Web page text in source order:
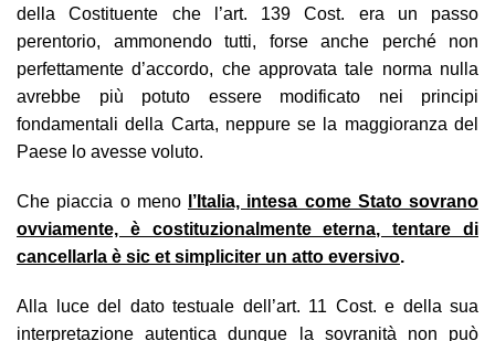
della Costituente che l’art. 139 Cost. era un passo
perentorio, ammonendo tutti, forse anche perché non
perfettamente d’accordo, che approvata tale norma nulla
avrebbe più potuto essere modificato nei principi
fondamentali della Carta, neppure se la maggioranza del
Paese lo avesse voluto.
Che piaccia o meno
l’Italia, intesa come Stato sovrano
ovviamente, è costituzionalmente eterna, tentare di
cancellarla è sic et simpliciter un atto eversivo.
Alla luce del dato testuale dell’art. 11 Cost. e della sua
interpretazione autentica dunque la sovranità non può